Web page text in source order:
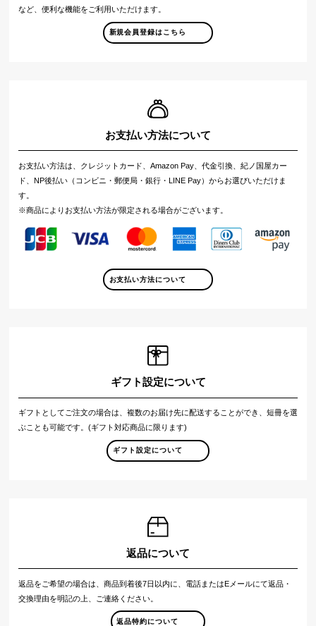
など、便利な機能をご利用いただけます。
新規会員登録はこちら
お支払い方法について
お支払い方法は、クレジットカード、Amazon Pay、代金引換、紀ノ国屋カー
ド、NP後払い（コンビニ・郵便局・銀行・LINE Pay）からお選びいただけま
す。
※商品によりお支払い方法が限定される場合がございます。
お支払い方法について
ギフト設定について
ギフトとしてご注文の場合は、複数のお届け先に配送することができ、短冊を選
ぶことも可能です。(ギフト対応商品に限ります)
ギフト設定について
返品について
返品をご希望の場合は、商品到着後7日以内に、電話またはEメールにて返品・
交換理由を明記の上、ご連絡ください。
返品特約について